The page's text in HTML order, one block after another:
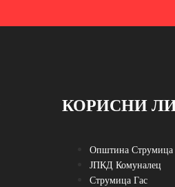
КОРИСНИ
Општина Струмица
ЈПКД Комуналец
Струмица Гас